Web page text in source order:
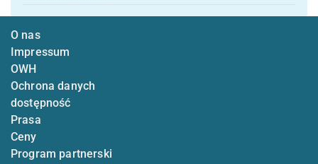
O nas
Impressum
OWH
Ochrona danych
dostępność
Prasa
Ceny
Program partnerski